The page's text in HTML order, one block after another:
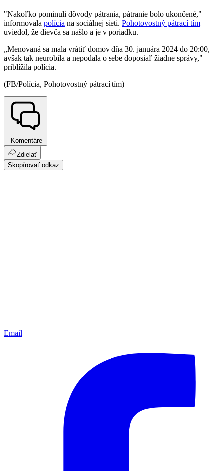
"Nakoľko pominuli dôvody pátrania, pátranie bolo ukončené,"
informovala polícia na sociálnej sieti. Pohotovostný pátrací tím
uviedol, že dievča sa našlo a je v poriadku.
„Menovaná sa mala vrátiť domov dňa 30. januára 2024 do 20:00,
avšak tak neurobila a nepodala o sebe doposiaľ žiadne správy,"
priblížila polícia.
(FB/Polícia, Pohotovostný pátrací tím)
Komentáre
Zdielať
Skopírovať odkaz
Email